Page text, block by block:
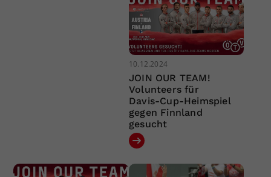
10.12.2024
JOIN OUR TEAM!
Volunteers für
Davis-Cup-Heimspiel
gegen Finnland
gesucht